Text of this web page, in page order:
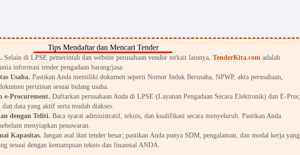
Tips Mendaftar dan Mencari Tender
Selain di LPSE pemerintah dan website perusahaan vendor terkait lainnya, TenderKita.com adalah
informasi tender pengadaan barang/jasa.
Usaha. Pastikan Anda memiliki dokumen seperti Nomor Induk Berusaha, NPWP, akta perusahaan,
perizinan sesuai bidang usaha.
e-Procurement. Daftarkan perusahaan Anda di LPSE (Layanan Pengadaan Secara Elektronik) dan E-Proc
data yang aktif serta mudah diakses.
dengan Teliti. Baca syarat administratif, teknis, dan kualifikasi secara menyeluruh. Pastikan Anda
menyiapkan penawaran.
Kapasitas. Jangan asal ikut tender besar; pastikan Anda punya SDM, pengalaman, dan modal kerja yang
sesuai dengan kemampuan teknis dan finansial ANDA.